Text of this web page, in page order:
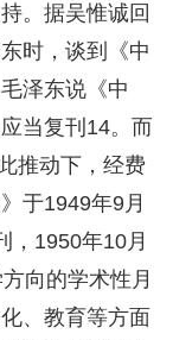
。据吴惟诚回
时，谈到《中
泽东说《中
当复刊14。而
推动下，经费
于1949年9月
，1950年10月
向的学术性月
、教育等方面